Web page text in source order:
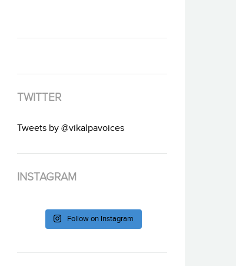
TWITTER
Tweets by @vikalpavoices
INSTAGRAM
Follow on Instagram